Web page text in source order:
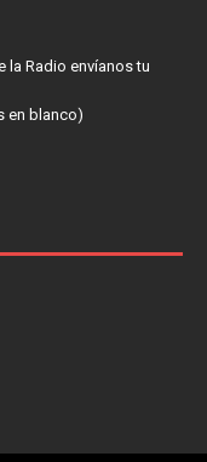
la Radio envíanos tu
en blanco)